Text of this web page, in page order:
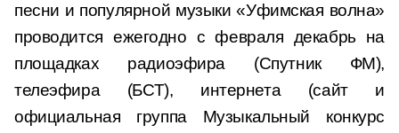
песни и популярной музыки «Уфимская волна»
проводится ежегодно с февраля декабрь на
площадках радиоэфира (Спутник ФМ),
телеэфира (БСТ), интернета (сайт и
официальная группа Музыкальный конкурс